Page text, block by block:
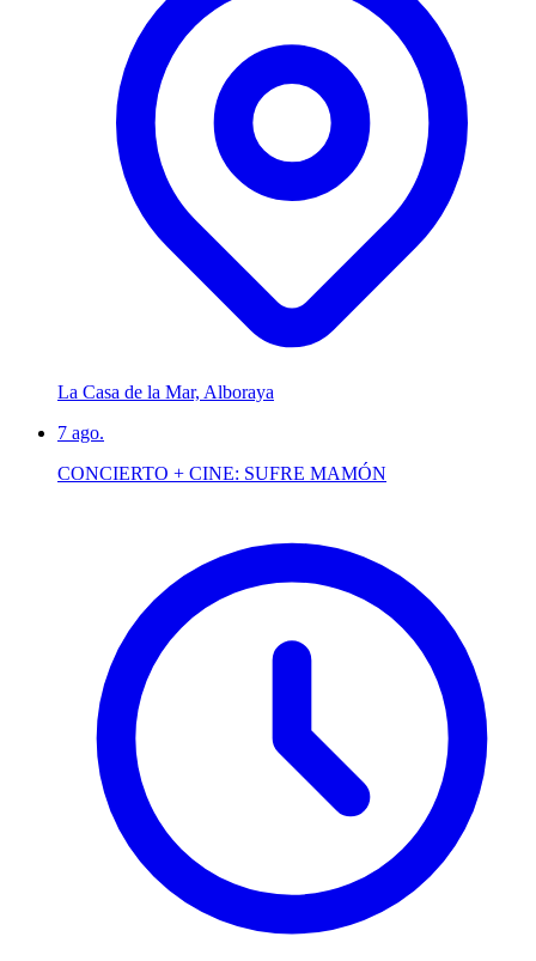
La Casa de la Mar, Alboraya
7 ago.
CONCIERTO + CINE: SUFRE MAMÓN